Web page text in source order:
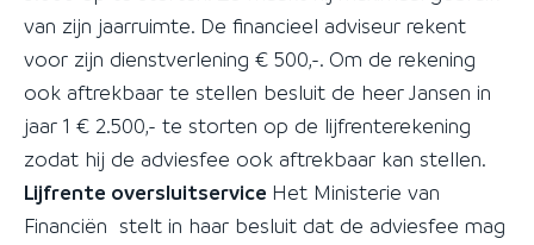
van zijn jaarruimte. De financieel adviseur rekent
voor zijn dienstverlening € 500,-. Om de rekening
ook aftrekbaar te stellen besluit de heer Jansen in
jaar 1 € 2.500,- te storten op de lijfrenterekening
zodat hij de adviesfee ook aftrekbaar kan stellen.
Lijfrente oversluitservice Het Ministerie van
Financiën stelt in haar besluit dat de adviesfee mag